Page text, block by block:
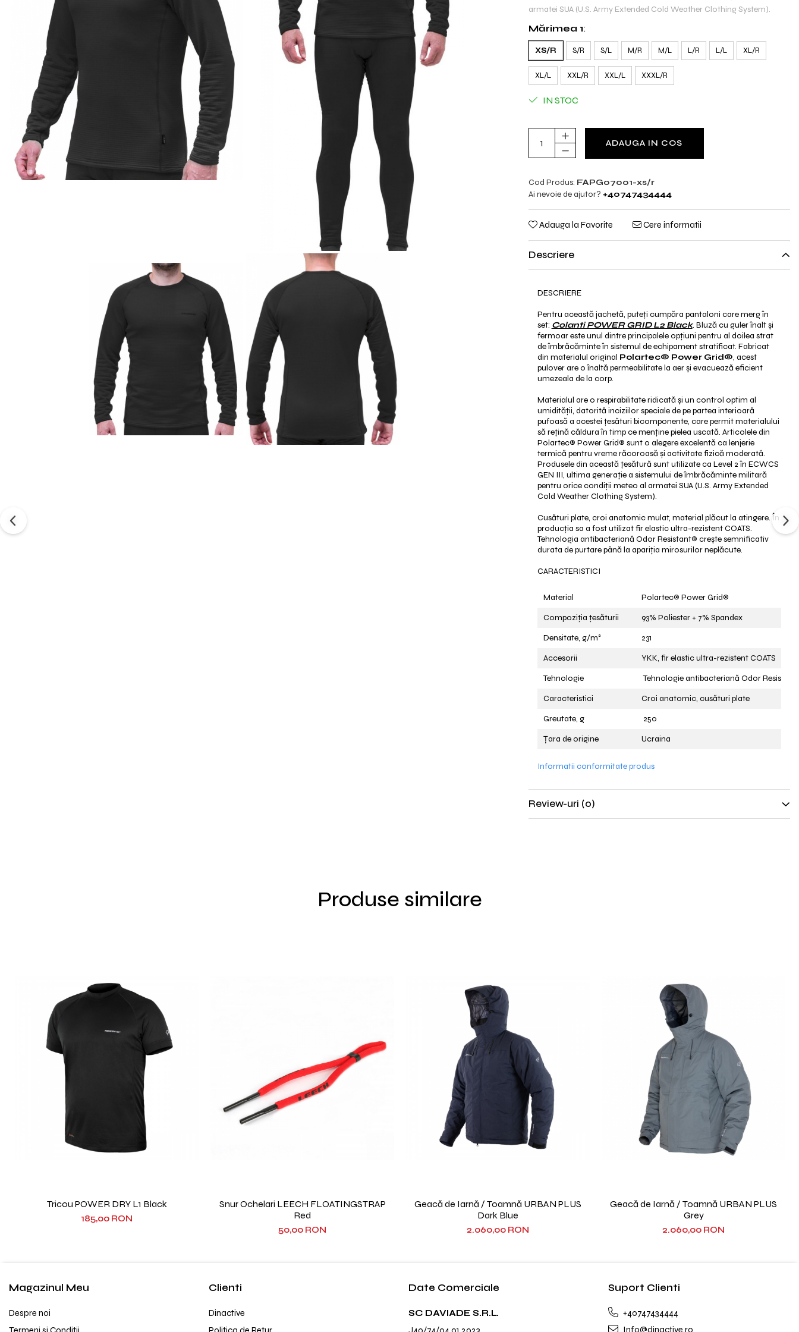
armatei SUA (U.S. Army Extended Cold Weather Clothing System).
Mărimea 1:
XS/R S/R S/L M/R M/L L/R L/L XL/R
XL/L XXL/R XXL/L XXXL/R
IN STOC
ADAUGA IN COS
Cod Produs: FAPG07001-xs/r
Ai nevoie de ajutor? +40747434444
Adauga la Favorite Cere informatii
Descriere
DESCRIERE
Pentru această jachetă, puteți cumpăra pantaloni care merg în
set: Colanti POWER GRID L2 Black. Bluză cu guler înalt și
fermoar este unul dintre principalele opțiuni pentru al doilea strat
de îmbrăcăminte în sistemul de echipament stratificat. Fabricat
din materialul original Polartec®️ Power Grid®️, acest
pulover are o înaltă permeabilitate la aer și evacuează eficient
umezeala de la corp.
Materialul are o respirabilitate ridicată și un control optim al
umidității, datorită inciziilor speciale de pe partea interioară
pufoasă a acestei țesături bicomponente, care permit materialului
să rețină căldura în timp ce menține pielea uscată. Articolele din
Polartec®️ Power Grid®️ sunt o alegere excelentă ca lenjerie
termică pentru vreme răcoroasă și activitate fizică moderată.
Produsele din această țesătură sunt utilizate ca Level 2 în ECWCS
GEN III, ultima generație a sistemului de îmbrăcăminte militară
pentru orice condiții meteo al armatei SUA (U.S. Army Extended
Cold Weather Clothing System).
Cusături plate, croi anatomic mulat, material plăcut la atingere. În
producția sa a fost utilizat fir elastic ultra-rezistent COATS.
Tehnologia antibacteriană Odor Resistant®️ crește semnificativ
durata de purtare până la apariția mirosurilor neplăcute.
CARACTERISTICI
Material
Polartec®️ Power Grid®️
Compoziția țesăturii
93% Poliester + 7% Spandex
Densitate, g/m²
231
Accesorii
YKK, fir elastic ultra-rezistent COATS
Tehnologie
Tehnologie antibacteriană Odor
Caracteristici
Croi anatomic, cusături plate
Greutate, g
250
Țara de origine
Ucraina
Informatii conformitate produs
Review-uri (0)
Produse similare
Tricou POWER DRY L1 Black
185,00 RON
Snur Ochelari LEECH FLOATINGSTRAP
Red
50,00 RON
Geacă de Iarnă / Toamnă URBAN PLUS
Dark Blue
2.060,00 RON
Geacă de Iarnă / Toamnă URBAN PLUS
Grey
2.060,00 RON
Magazinul Meu
Despre noi
Clienti
Dinactive
Date Comerciale
SC DAVIADE S.R.L.
Suport Clienti
+40747434444
Info@dinactive.ro